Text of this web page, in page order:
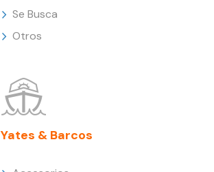
Se Busca
Otros
Yates & Barcos